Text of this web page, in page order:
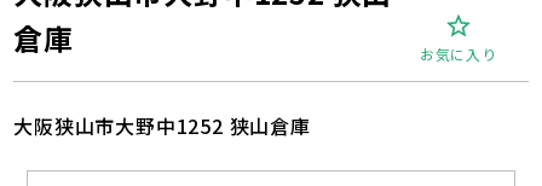
倉庫
お気に入り
大阪狭山市大野中1252 狭山倉庫